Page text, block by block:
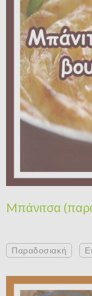
Mπάνιτσα
Παραδοσιακή